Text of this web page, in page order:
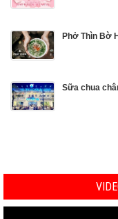
Phở Thìn Bờ
Sữa chua